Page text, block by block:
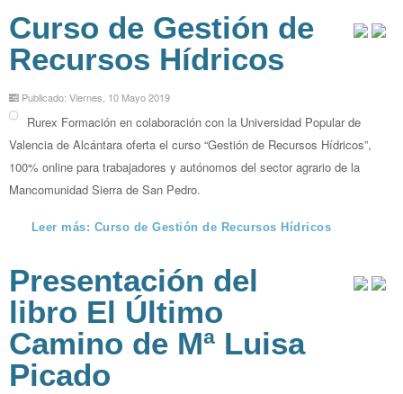
Curso de Gestión de
Recursos Hídricos
Publicado: Viernes, 10 Mayo 2019
Rurex Formación en colaboración con la Universidad Popular de
Valencia de Alcántara oferta el curso “Gestión de Recursos Hídricos”,
100% online para trabajadores y autónomos del sector agrario de la
Mancomunidad Sierra de San Pedro.
Leer más: Curso de Gestión de Recursos Hídricos
Presentación del
libro El Último
Camino de Mª Luisa
Picado